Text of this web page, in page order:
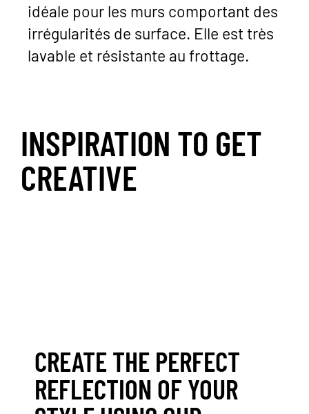
idéale pour les murs comportant des
irrégularités de surface. Elle est très
lavable et résistante au frottage.
INSPIRATION TO GET
CREATIVE
CREATE THE PERFECT
REFLECTION OF YOUR